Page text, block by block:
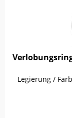
Legierung /